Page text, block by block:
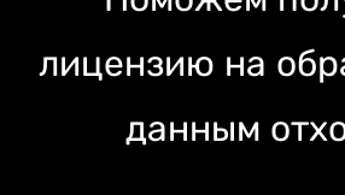
лицензию на
данным